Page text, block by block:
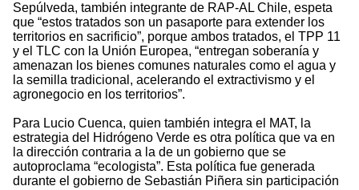
Sepúlveda, también integrante de RAP-AL Chile, espeta
que “estos tratados son un pasaporte para extender los
territorios en sacrificio”, porque ambos tratados, el TPP 11
y el TLC con la Unión Europea, “entregan soberanía y
amenazan los bienes comunes naturales como el agua y
la semilla tradicional, acelerando el extractivismo y el
agronegocio en los territorios”.
Para Lucio Cuenca, quien también integra el MAT, la
estrategia del Hidrógeno Verde es otra política que va en
la dirección contraria a la de un gobierno que se
autoproclama “ecologista”. Esta política fue generada
durante el gobierno de Sebastián Piñera sin participación